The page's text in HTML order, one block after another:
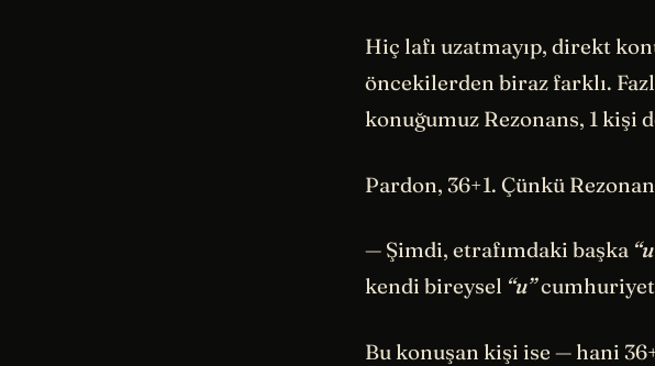
Hiç lafı uzatmayıp, direkt
öncekilerden biraz farklı.
konuğumuz Rezonans, 1 kişi
Pardon, 36+1. Çünkü
— Şimdi, etrafımdaki başka
kendi bireysel “u”
Bu konuşan kişi ise — hani